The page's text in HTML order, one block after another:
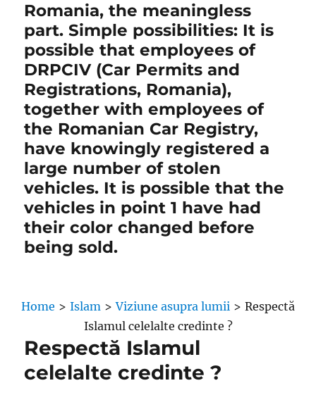
Romania, the meaningless
part. Simple possibilities: It is
possible that employees of
DRPCIV (Car Permits and
Registrations, Romania),
together with employees of
the Romanian Car Registry,
have knowingly registered a
large number of stolen
vehicles. It is possible that the
vehicles in point 1 have had
their color changed before
being sold.
Home > Islam > Viziune asupra lumii > Respectă
Islamul celelalte credinte ?
Respectă Islamul
celelalte credinte ?